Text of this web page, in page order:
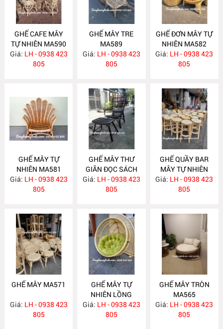
GHẾ CAFE MÂY
TỰ NHIÊN MA590
Giá: LH - 0938 423
805
GHẾ MÂY TRE
MA589
Giá: LH - 0938 423
805
GHẾ ĐƠN MÂY TỰ
NHIÊN MA582
Giá: LH - 0938 423
805
GHẾ MÂY TỰ
NHIÊN MA581
Giá: LH - 0938 423
805
GHẾ MÂY THƯ
GIÃN ĐỌC SÁCH
KÈM ĐÔN GÁC
CHÂN MA575
Giá: LH - 0938 423
805
GHẾ QUẦY BAR
MÂY TỰ NHIÊN
MA572
Giá: LH - 0938 423
805
GHẾ MÂY MA571
Giá: LH - 0938 423
805
GHẾ MÂY TỰ
NHIÊN LỒNG
CHIM MA569
Giá: LH - 0938 423
805
GHẾ MÂY TRÒN
MA565
Giá: LH - 0938 423
805